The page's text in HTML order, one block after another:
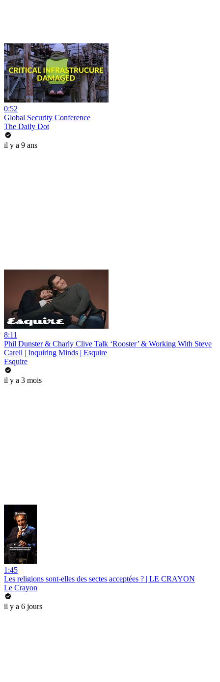
0:52
Global Security Conference
The Daily Dot
il y a 9 ans
8:11
Phil Dunster & Charly Clive Talk ‘Rooster’ & Working With Steve
Carell | Inquiring Minds | Esquire
Esquire
il y a 3 mois
1:45
Les religions sont-elles des sectes acceptées ? | LE CRAYON
Le Crayon
il y a 6 jours